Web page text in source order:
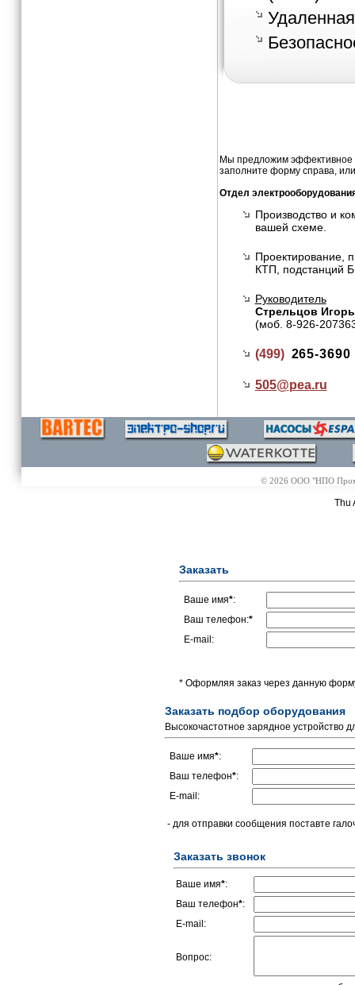
Мы предложим эффективное
заполните форму справа,
Отдел
Производство и
вашей схеме.
Проектирование,
КТП, подстанций
Руководитель
Стрельцов
(моб. 8-926-
(499) 265-3690
505@pea.ru
© 2026 ООО "НПО
Thu
Заказать
Ваше имя*:
Ваш телефон:*
E-mail:
* Оформляя заказ через данную
Заказать подбор оборудования
Высокочастотное зарядное устройство
Ваше имя*:
Ваш телефон*:
E-mail:
- для отправки сообщения поставте
Заказать звонок
Ваше имя*:
Ваш телефон*:
E-mail:
Вопрос: